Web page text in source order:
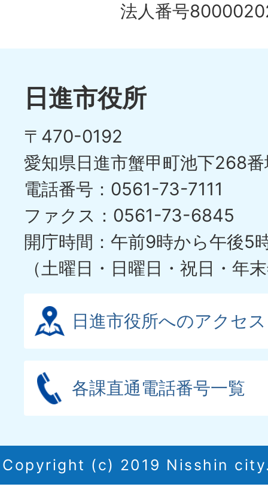
ド
の
イ
目
の
ス
ラ
イ
ド
法人番号
日進市役所
〒470-0192
愛知県日進市蟹甲町池下268
電話番号：0561-73-7111
ファクス：0561-73-6845
開庁時間：午前9時から午後5
（土曜日・日曜日・祝日・年
日進市役所へのアクセス
各課直通電話番号一覧
Copyright (c) 2019 Nisshin